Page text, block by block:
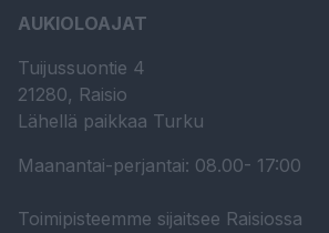
AUKIOLOAJAT
Tuijussuontie 4
21280, Raisio
Lähellä paikkaa Turku
Maanantai-perjantai: 08.00- 17:00
Toimipisteemme sijaitsee Raisiossa